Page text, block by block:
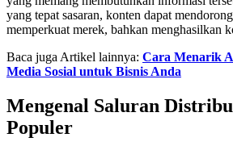
yang tepat sasaran, konten dapat
memperkuat merek, bahkan menghasilkan
Baca juga Artikel lainnya: Cara Menarik
Media Sosial untuk Bisnis Anda
Mengenal Saluran
Populer